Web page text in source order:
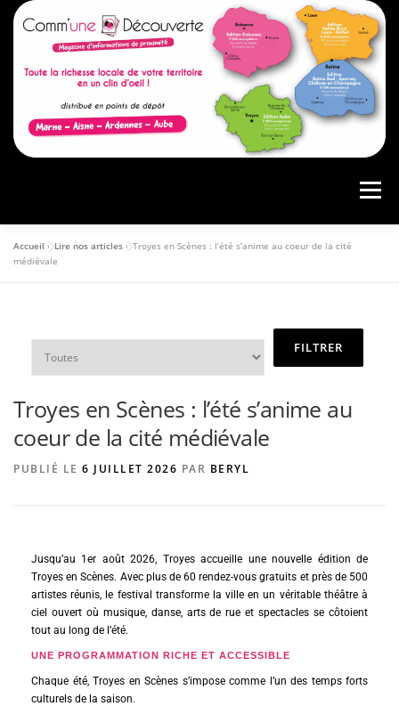
Menu
ACCUEIL
Accueil »Lire nos articles »Troyes en Scènes : l’été s’anime au coeur de la cité
médiévale
Troyes en Scènes : l’été s’anime au
coeur de la cité médiévale
PUBLIÉ LE 6 JUILLET 2026 PAR BERYL
Jusqu’au 1er août 2026, Troyes accueille une nouvelle édition de
Troyes en Scènes. Avec plus de 60 rendez-vous gratuits et près de 500
artistes réunis, le festival transforme la ville en un véritable théâtre à
ciel ouvert où musique, danse, arts de rue et spectacles se côtoient
tout au long de l’été.
UNE PROGRAMMATION RICHE ET ACCESSIBLE
Chaque été, Troyes en Scènes s’impose comme l’un des temps forts
culturels de la saison.